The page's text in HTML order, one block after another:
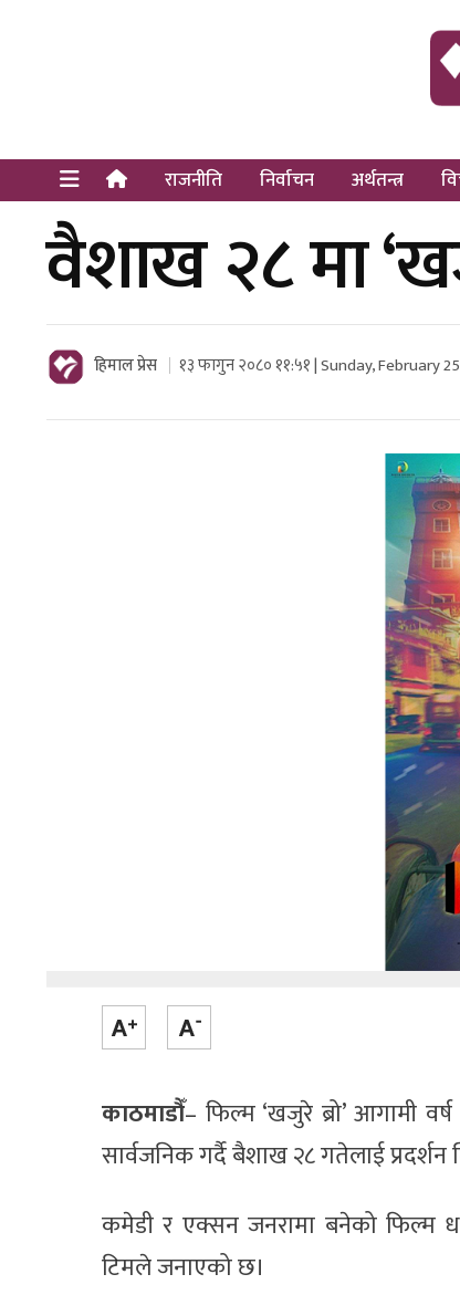
राजनीति निर्वाचन अर्थतन्त्र
वैशाख २८ मा
हिमाल प्रेस १३ फागुन २०८० ११:५१ | Sunday, February
काठमाडौँ– फिल्म ‘खजुरे ब्रो’ आगामी
सार्वजनिक गर्दै बैशाख २८ गतेलाई प्रदर्शन
कमेडी र एक्सन जनरामा बनेको फिल्म
टिमले जनाएको छ।